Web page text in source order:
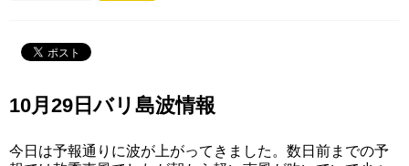
10月29日バリ島波情報
今日は予報通りに波が上がってきました。数日前までの予